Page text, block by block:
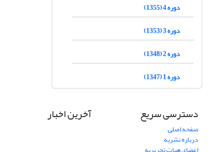
دوره 4 (1355)
دوره 3 (1353)
دوره 2 (1348)
دوره 1 (1347)
دسترسی سریع
صفحه اصلی
درباره نشریه
آخرین اخبار